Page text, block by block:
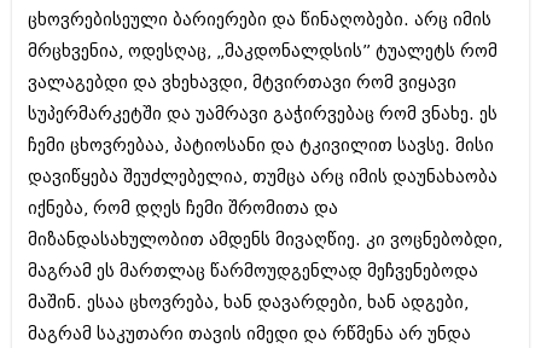
ცხოვრებისეული ბარიერები და წინაღობები. არც იმის
მრცხვენია, ოდესღაც, „მაკდონალდსის” ტუალეტს რომ
ვალაგებდი და ვხეხავდი, მტვირთავი რომ ვიყავი
სუპერმარკეტში და უამრავი გაჭირვებაც რომ ვნახე. ეს
ჩემი ცხოვრებაა, პატიოსანი და ტკივილით სავსე. მისი
დავიწყება შეუძლებელია, თუმცა არც იმის დაუნახაობა
იქნება, რომ დღეს ჩემი შრომითა და
მიზანდასახულობით ამდენს მივაღწიე. კი ვოცნებობდი,
მაგრამ ეს მართლაც წარმოუდგენლად მეჩვენებოდა
მაშინ. ესაა ცხოვრება, ხან დავარდები, ხან ადგები,
მაგრამ საკუთარი თავის იმედი და რწმენა არ უნდა